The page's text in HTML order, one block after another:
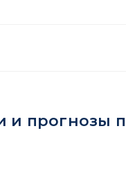
прогнозы